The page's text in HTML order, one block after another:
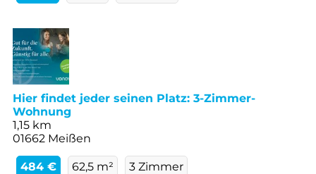
Hier findet jeder seinen Platz: 3-Zimmer-
Wohnung
1,15 km
01662 Meißen
484 € 62,5 m² 3 Zimmer